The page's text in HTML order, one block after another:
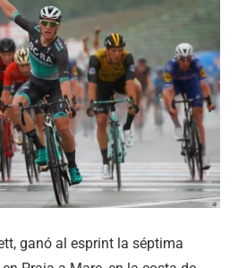
ganó al esprint la séptima